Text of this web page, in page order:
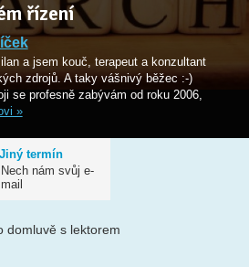
řízení
a jsem kouč, terapeut a konzultant
zdrojů. A taky vášnivý běžec :-)
se profesně zabývám od roku 2006,
»
Jiný termín
Nech nám svůj e-
mail
domluvě s lektorem